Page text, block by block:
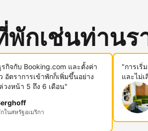
กเช่นท่านร
กิจกับ Booking.com และตั้งค่า
ตราการเข้าพักก็เพิ่มขึ้นอย่าง
วงหน้า 5 ถึง 6 เดือน"
ในสหรัฐอเมริกา
"การเริ่
และไม่เ